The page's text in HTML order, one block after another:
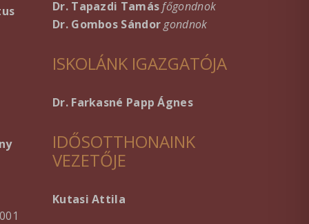
Dr. Tapazdi Tamásfőgondnok
Dr. Gombos Sándorgondnok
ISKOLÁNK IGAZGATÓJA
Dr. Farkasné Papp Ágnes
IDŐSOTTHONAINK
VEZETŐJE
Kutasi Attila